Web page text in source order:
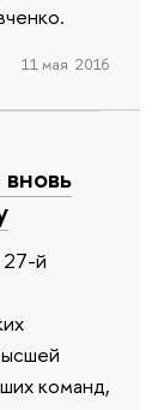
11 мая 2016
27-й
команд,